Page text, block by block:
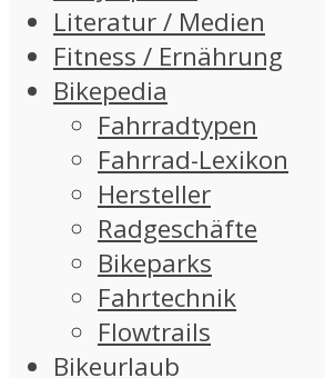
Literatur / Medien
Fitness / Ernährung
Bikepedia
Fahrradtypen
Fahrrad-Lexikon
Hersteller
Radgeschäfte
Bikeparks
Fahrtechnik
Flowtrails
Bikeurlaub